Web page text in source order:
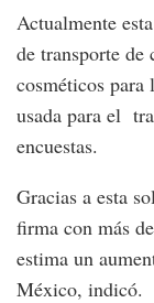
Actualmente
de transporte de
cosméticos para
usada para el
encuestas.
Gracias a esta
firma con más
estima un
México, indicó.